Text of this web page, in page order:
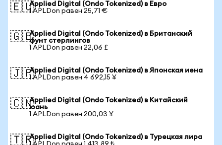
🇪🇺Applied Digital (Ondo Tokenized) в Евро
1 APLDon равен 25,71 €
🇬🇧Applied Digital (Ondo Tokenized) в Британский
фунт стерлингов
1 APLDon равен 22,06 £
🇯🇵Applied Digital (Ondo Tokenized) в Японская иена
1 APLDon равен 4 692,15 ¥
🇨🇳Applied Digital (Ondo Tokenized) в Китайский
юань
1 APLDon равен 200,03 ¥
🇹🇷Applied Digital (Ondo Tokenized) в Турецкая лира